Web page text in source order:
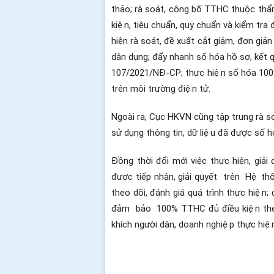
thảo; rà soát, công bố TTHC thuộc
kiện, tiêu chuẩn, quy chuẩn và kiểm
hiện rà soát, đề xuất cắt giảm, đơn
dân dụng; đẩy nhanh số hóa hồ sơ, kết
107/2021/NĐ-CP; thực hiện số hóa
trên môi trường điện tử.
Ngoài ra, Cục HKVN cũng tập trung rà
sử dụng thông tin, dữ liệu đã được số
Đồng thời đổi mới việc thực hiện, giải
được tiếp nhận, giải quyết trên Hệ
theo dõi, đánh giá quá trình thực
đảm bảo 100% TTHC đủ điều kiện
khích người dân, doanh nghiệp thực